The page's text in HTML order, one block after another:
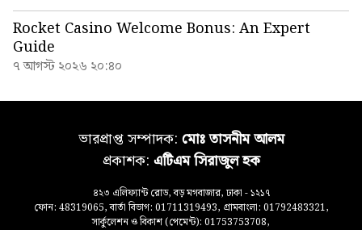
Rocket Casino Welcome Bonus: An Expert
Guide
৭ আগস্ট ২০২৬ ২০:৪০
ভারপ্রাপ্ত সম্পাদক: মোঃ তাসনীম আলম
প্রকাশক: এটিএম সিরাজুল হক
৪২৩ এলিফ্যান্ট রোড, বড় মগবাজার, ঢাকা - ১২১৭
ফোন: 48319065, বার্তা বিভাগ: 01711319493, গ্রামবাংলা: 01792483321,
সার্কুলেশন ও বিকাশ (পেমেন্ট): 01753753708,